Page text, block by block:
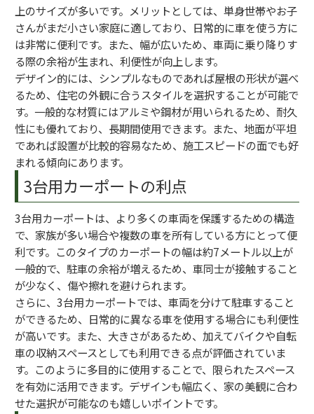
上のサイズが多いです。メリットとしては、単身世帯やお子
さんがまだ小さい家庭に適しており、日常的に車を使う方に
は非常に便利です。また、幅が広いため、車両に乗り降りす
る際の余裕が生まれ、利便性が向上します。
デザイン的には、シンプルなものであれば屋根の形状が選べ
るため、住宅の外観に合うスタイルを選択することが可能で
す。一般的な材質にはアルミや鋼材が用いられるため、耐久
性にも優れており、長期間使用できます。また、地面が平坦
であれば設置が比較的容易なため、施工スピードの面でも好
まれる傾向にあります。
3台用カーポートの利点
3台用カーポートは、より多くの車両を保護するための構造
で、家族が多い場合や複数の車を所有している方にとって便
利です。このタイプのカーポートの幅は約7メートル以上が
一般的で、駐車の余裕が増えるため、車同士が接触すること
が少なく、傷や擦れを避けられます。
さらに、3台用カーポートでは、車両を分けて駐車すること
ができるため、日常的に異なる車を使用する場合にも利便性
が高いです。また、大きさがあるため、加えてバイクや自転
車の収納スペースとしても利用できる点が評価されていま
す。このように多目的に使用することで、限られたスペース
を有効に活用できます。デザインも幅広く、家の美観に合わ
せた選択が可能なのも嬉しいポイントです。